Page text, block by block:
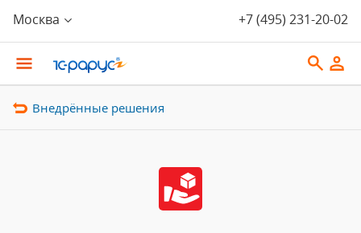
Москва +7 (495) 231-20-02
Внедрённые решения